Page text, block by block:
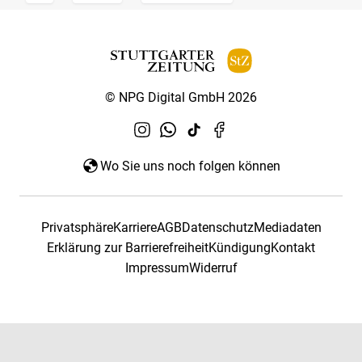
© NPG Digital GmbH 2026
Wo Sie uns noch folgen können
PrivatsphäreKarriereAGBDatenschutzMediadaten
Erklärung zur BarrierefreiheitKündigungKontakt
ImpressumWiderruf